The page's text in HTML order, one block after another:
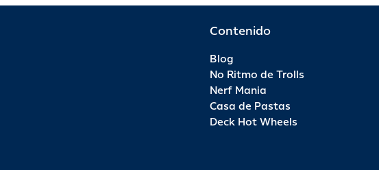
Contenido
Blog
No Ritmo de Trolls
Nerf Mania
Casa de Pastas
Deck Hot Wheels